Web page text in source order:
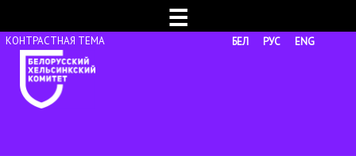
☰
БЕЛ РУС ENG